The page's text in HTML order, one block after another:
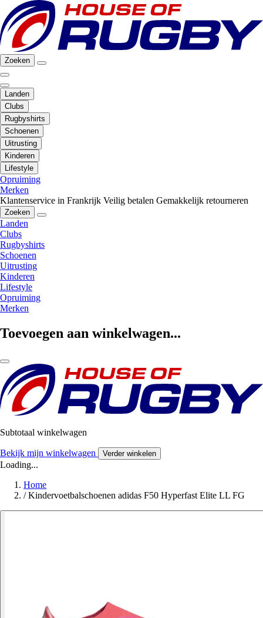
Zoeken
Landen
Clubs
Rugbyshirts
Schoenen
Uitrusting
Kinderen
Lifestyle
Opruiming
Merken
Klantenservice in Frankrijk Veilig betalen Gemakkelijk retourneren
Zoeken
Landen
Clubs
Rugbyshirts
Schoenen
Uitrusting
Kinderen
Lifestyle
Opruiming
Merken
Toevoegen aan winkelwagen...
Subtotaal winkelwagen
Bekijk mijn winkelwagen Verder winkelen
Loading...
Home
/ Kindervoetbalschoenen adidas F50 Hyperfast Elite LL FG